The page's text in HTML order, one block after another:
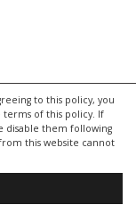
to this policy, you
of this policy. If
disable them following
this website cannot